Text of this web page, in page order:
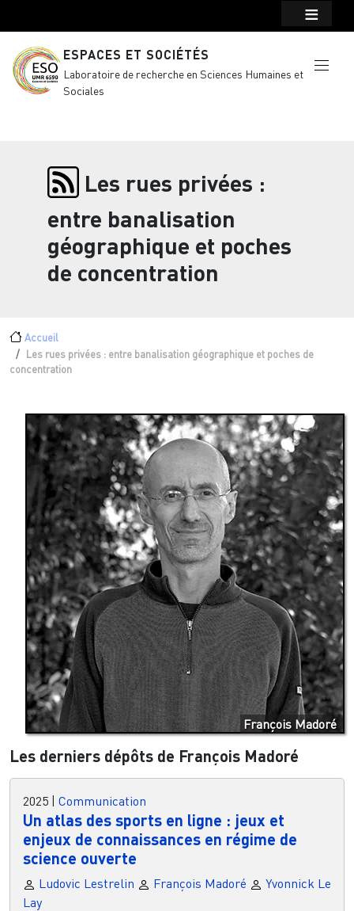
ESPACES ET SOCIÉTÉS
Laboratoire de recherche en Sciences Humaines et
Sociales
Les rues privées :
entre banalisation
géographique et poches
de concentration
Fil d'Ariane
Accueil
Les rues privées : entre banalisation géographique et poches de
concentration
François Madoré
Les derniers dépôts de François Madoré
2025 Communication
Un atlas des sports en ligne : jeux et
enjeux de connaissances en régime de
science ouverte
Ludovic Lestrelin François Madoré
Yvonnick Le
Lay